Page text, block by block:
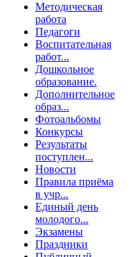
Методическая
работа
Педагоги
Воспитательная
работ...
Дошкольное
образование.
Дополнительное
образ...
Фотоальбомы
Конкурсы
Результаты
поступлен...
Новости
Правила приёма
в учр...
Единый день
молодого...
Экзамены
Праздники